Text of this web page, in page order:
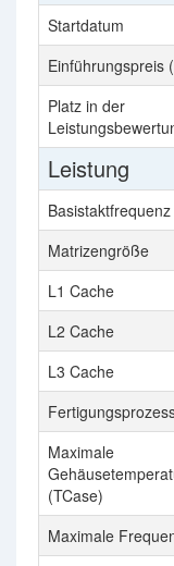
Startdatum
Einführungspreis
Platz in der
Leistung
Basistaktfrequenz
Matrizengröße
L1 Cache
L2 Cache
L3 Cache
Maximale
(TCase)
Maximale